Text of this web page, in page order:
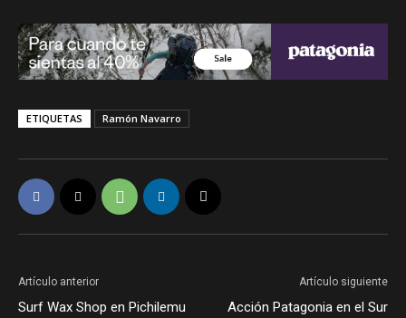
ETIQUETAS Ramón Navarro
Artículo anterior
Surf Wax Shop en Pichilemu
Artículo siguiente
Acción Patagonia en el Sur